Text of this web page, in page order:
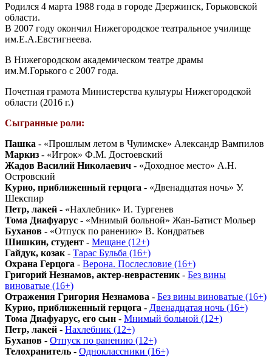
Родился 4 марта 1988 года в городе Дзержинск, Горьковской
области.
В 2007 году окончил Нижегородское театральное училище
им.Е.А.Евстигнеева.
В Нижегородском академическом театре драмы
им.М.Горького с 2007 года.
Почетная грамота Министерства культуры Нижегородской
области (2016 г.)
Сыгранные роли:
Пашка - «Прошлым летом в Чулимске» Александр Вампилов
Маркиз - «Игрок» Ф.М. Достоевский
Жадов Василий Николаевич - «Доходное место» А.Н.
Островский
Курио, приближенный герцога - «Двенадцатая ночь» У.
Шекспир
Петр, лакей - «Нахлебник» И. Тургенев
Тома Диафуарус - «Мнимый больной» Жан-Батист Мольер
Буханов - «Отпуск по ранению» В. Кондратьев
Шишкин, студент - Мещане (12+)
Гайдук, козак - Тарас Бульба (16+)
Охрана Герцога - Верона. Послесловие (16+)
Григорий Незнамов, актер-неврастеник - Без вины
виноватые (16+)
Отражения Григория Незнамова - Без вины виноватые (16+)
Курио, приближенный герцога - Двенадцатая ночь (16+)
Тома Диафуарус, его сын - Мнимый больной (12+)
Петр, лакей - Нахлебник (12+)
Буханов - Отпуск по ранению (12+)
Телохранитель - Одноклассники (16+)